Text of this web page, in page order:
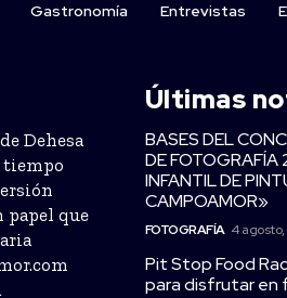
Gastronomía Entrevistas
Dehesa
tiempo
que
Últimas
BASES DEL
DE FOTOGRAFÍA
INFANTIL DE
CAMPOAMOR»
FOTOGRAFÍA 4
Pit Stop Food
para disfrutar en